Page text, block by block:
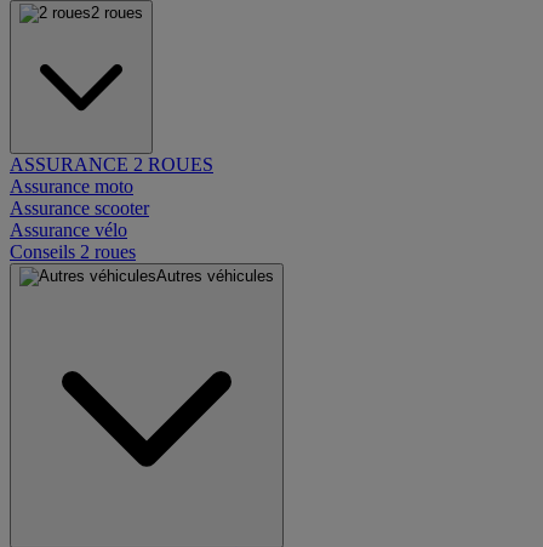
2 roues
ASSURANCE 2 ROUES
Assurance moto
Assurance scooter
Assurance vélo
Conseils 2 roues
Autres véhicules